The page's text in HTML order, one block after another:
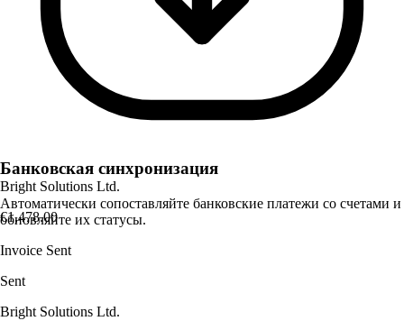
Bright Solutions Ltd.
€1,478.00
Банковская синхронизация
Автоматически сопоставляйте банковские платежи со счетами и
обновляйте их статусы.
Invoice Sent
Sent
Bright Solutions Ltd.